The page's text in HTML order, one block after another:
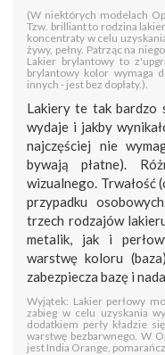
(W niektórych modelach
Tzw. brilliant to rodzina
koncentraty w celu
żywy, pełny. Patrząc na
Lakier brylantowy to
brylantowy kolor wymaga
innych - jest bez dopłaty.).
Lakiery te tak bardzo
wydaje i jakby
najczęściej nie
bywają płatne).
wizualnego. Trwałość
przypadku
trzech rodzajów
metalik, jak i
warstwę koloru
zabezpiecza bazę i
Wyjątek: Lakier perłowy
zabieg w celu uzyskania
dodatkiem perły kładzie
warstwę bezbarwnego. W
jest India Orange,